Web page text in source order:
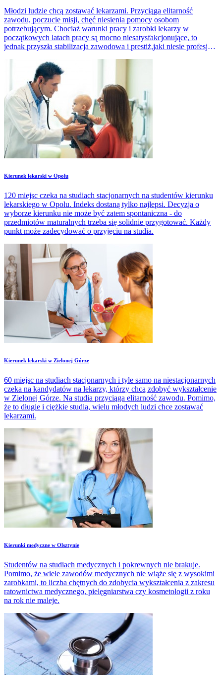
Młodzi ludzie chcą zostawać lekarzami. Przyciąga elitarność
zawodu, poczucie misji, chęć niesienia pomocy osobom
potrzebującym. Chociaż warunki pracy i zarobki lekarzy w
początkowych latach pracy są mocno niesatysfakcjonujące, to
jednak przyszła stabilizacja zawodowa i prestiż,jaki niesie profesja
Kierunek lekarski w Opolu
120 miejsc czeka na studiach stacjonarnych na studentów kierunku
lekarskiego w Opolu. Indeks dostaną tylko najlepsi. Decyzja o
wyborze kierunku nie może być zatem spontaniczna - do
przedmiotów maturalnych trzeba się solidnie przygotować. Każdy
punkt może zadecydować o przyjęciu na studia.
Kierunek lekarski w Zielonej Górze
60 miejsc na studiach stacjonarnych i tyle samo na niestacjonarnych
czeka na kandydatów na lekarzy, którzy chcą zdobyć wykształcenie
w Zielonej Górze. Na studia przyciąga elitarność zawodu. Pomimo,
że to długie i ciężkie studia, wielu młodych ludzi chce zostawać
lekarzami.
Kierunki medyczne w Olsztynie
Studentów na studiach medycznych i pokrewnych nie brakuje.
Pomimo, że wiele zawodów medycznych nie wiąże się z wysokimi
zarobkami, to liczba chętnych do zdobycia wykształcenia z zakresu
ratownictwa medycznego, pielęgniarstwa czy kosmetologii z roku
na rok nie maleje.